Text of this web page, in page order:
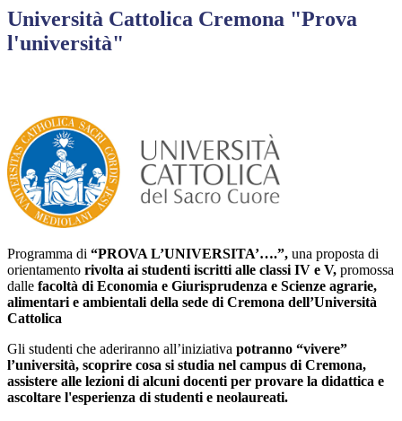
Università Cattolica Cremona "Prova
l'università"
Programma di “PROVA L’UNIVERSITA’….”, una proposta di
orientamento rivolta ai studenti iscritti alle classi IV e V, promossa
dalle facoltà di Economia e Giurisprudenza e Scienze agrarie,
alimentari e ambientali della sede di Cremona dell’Università
Cattolica
Gli studenti che aderiranno all’iniziativa potranno “vivere”
l’università, scoprire cosa si studia nel campus di Cremona,
assistere alle lezioni di alcuni docenti per provare la didattica e
ascoltare l'esperienza di studenti e neolaureati.